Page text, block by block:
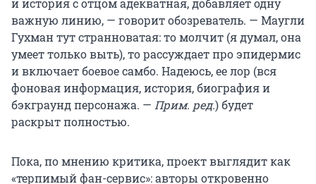
и история с отцом адекватная, добавляет одну
важную линию, — говорит обозреватель. — Маугли
Гухман тут странноватая: то молчит (я думал, она
умеет только выть), то рассуждает про эпидермис
и включает боевое самбо. Надеюсь, ее лор (вся
фоновая информация, история, биография и
бэкграунд персонажа. — Прим. ред.) будет
раскрыт полностью.
Пока, по мнению критика, проект выглядит как
«терпимый фан-сервис»: авторы откровенно